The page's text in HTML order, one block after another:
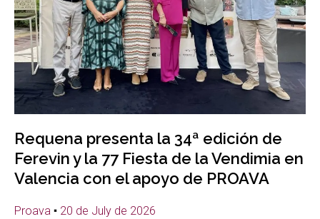
Requena presenta la 34ª edición de
Ferevin y la 77 Fiesta de la Vendimia en
Valencia con el apoyo de PROAVA
Proava 20 de July de 2026